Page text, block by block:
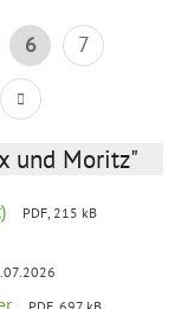
6
7
und Moritz"
PDF, 215 kB